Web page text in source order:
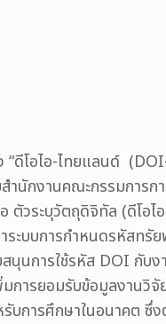
“ดีโอไอ-ไทยแลนด์
สำนักงานคณะกรรมการ
วระบุวัตถุดิจิทัล (ดีโอไอ
ะบบการกำหนดรหัสทรั
นุนการใช้รหัส DOI กับง
มการยอมรับข้อมูลงานวิ
รับการศึกษาในอนาคต